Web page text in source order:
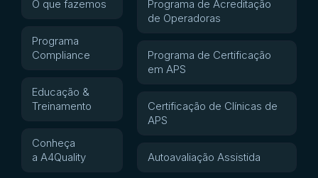
O que fazemos
Programa
Compliance
Educação &
Treinamento
Conheça
a A4Quality
Programa de Acreditação
de Operadoras
Programa de Certificação
em APS
Certificação de Clínicas de
APS
Autoavaliação Assistida